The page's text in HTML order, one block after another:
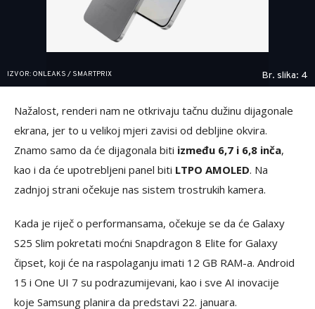
IZVOR: ONLEAKS / SMARTPRIX Br. slika: 4
Nažalost, renderi nam ne otkrivaju tačnu dužinu dijagonale
ekrana, jer to u velikoj mjeri zavisi od debljine okvira.
Znamo samo da će dijagonala biti između 6,7 i 6,8 inča,
kao i da će upotrebljeni panel biti LTPO AMOLED. Na
zadnjoj strani očekuje nas sistem trostrukih kamera.
Kada je riječ o performansama, očekuje se da će Galaxy
S25 Slim pokretati moćni Snapdragon 8 Elite for Galaxy
čipset, koji će na raspolaganju imati 12 GB RAM-a. Android
15 i One UI 7 su podrazumijevani, kao i sve AI inovacije
koje Samsung planira da predstavi 22. januara.